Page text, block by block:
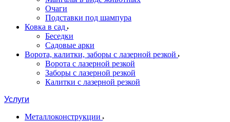
Очаги
Подставки под шампура
Ковка в сад
Беседки
Садовые арки
Ворота, калитки, заборы с лазерной резкой
Ворота с лазерной резкой
Заборы с лазерной резкой
Калитки с лазерной резкой
Услуги
Металлоконструкции